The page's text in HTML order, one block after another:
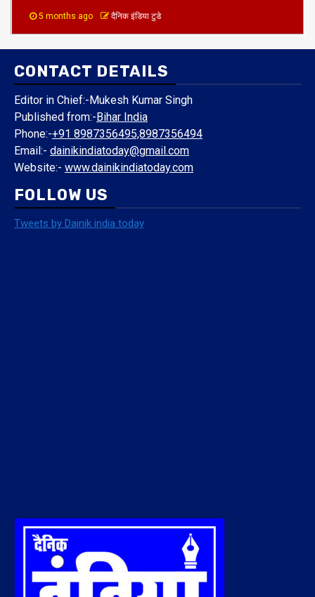
​सांसद अरुण भारती ने लोकसभा में उठाई जमुई की आवाज,अंतरराष्ट्रीय
5 months ago दैनिक इंडिया टुडे
CONTACT DETAILS
Editor in Chief:-Mukesh Kumar Singh
Published from:-Bihar India
Phone:-+91 8987356495,8987356494
Website:-www.dainikindiatoday.com
FOLLOW US